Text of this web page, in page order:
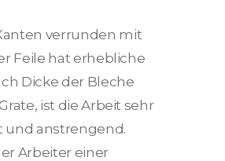
verrunden mit
Feile hat erhebliche
Dicke der Bleche
ist die Arbeit sehr
und anstrengend.
Arbeiter einer